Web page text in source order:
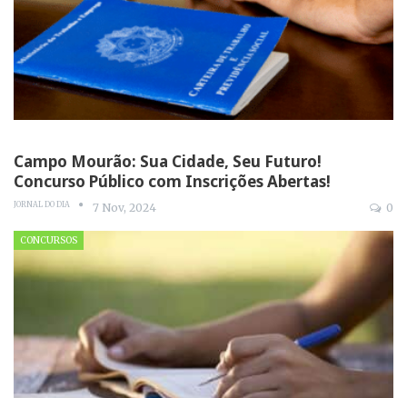
Campo Mourão: Sua Cidade, Seu Futuro!
Concurso Público com Inscrições Abertas!
JORNAL DO DIA 7 Nov, 2024 0
CONCURSOS